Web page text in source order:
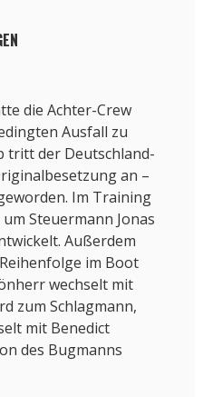
die Achter-Crew
Ausfall zu
tritt der Deutschland-
an –
Im Training
Steuermann Jonas
Außerdem
im Boot
wechselt mit
zum Schlagmann,
mit Benedict
des Bugmanns